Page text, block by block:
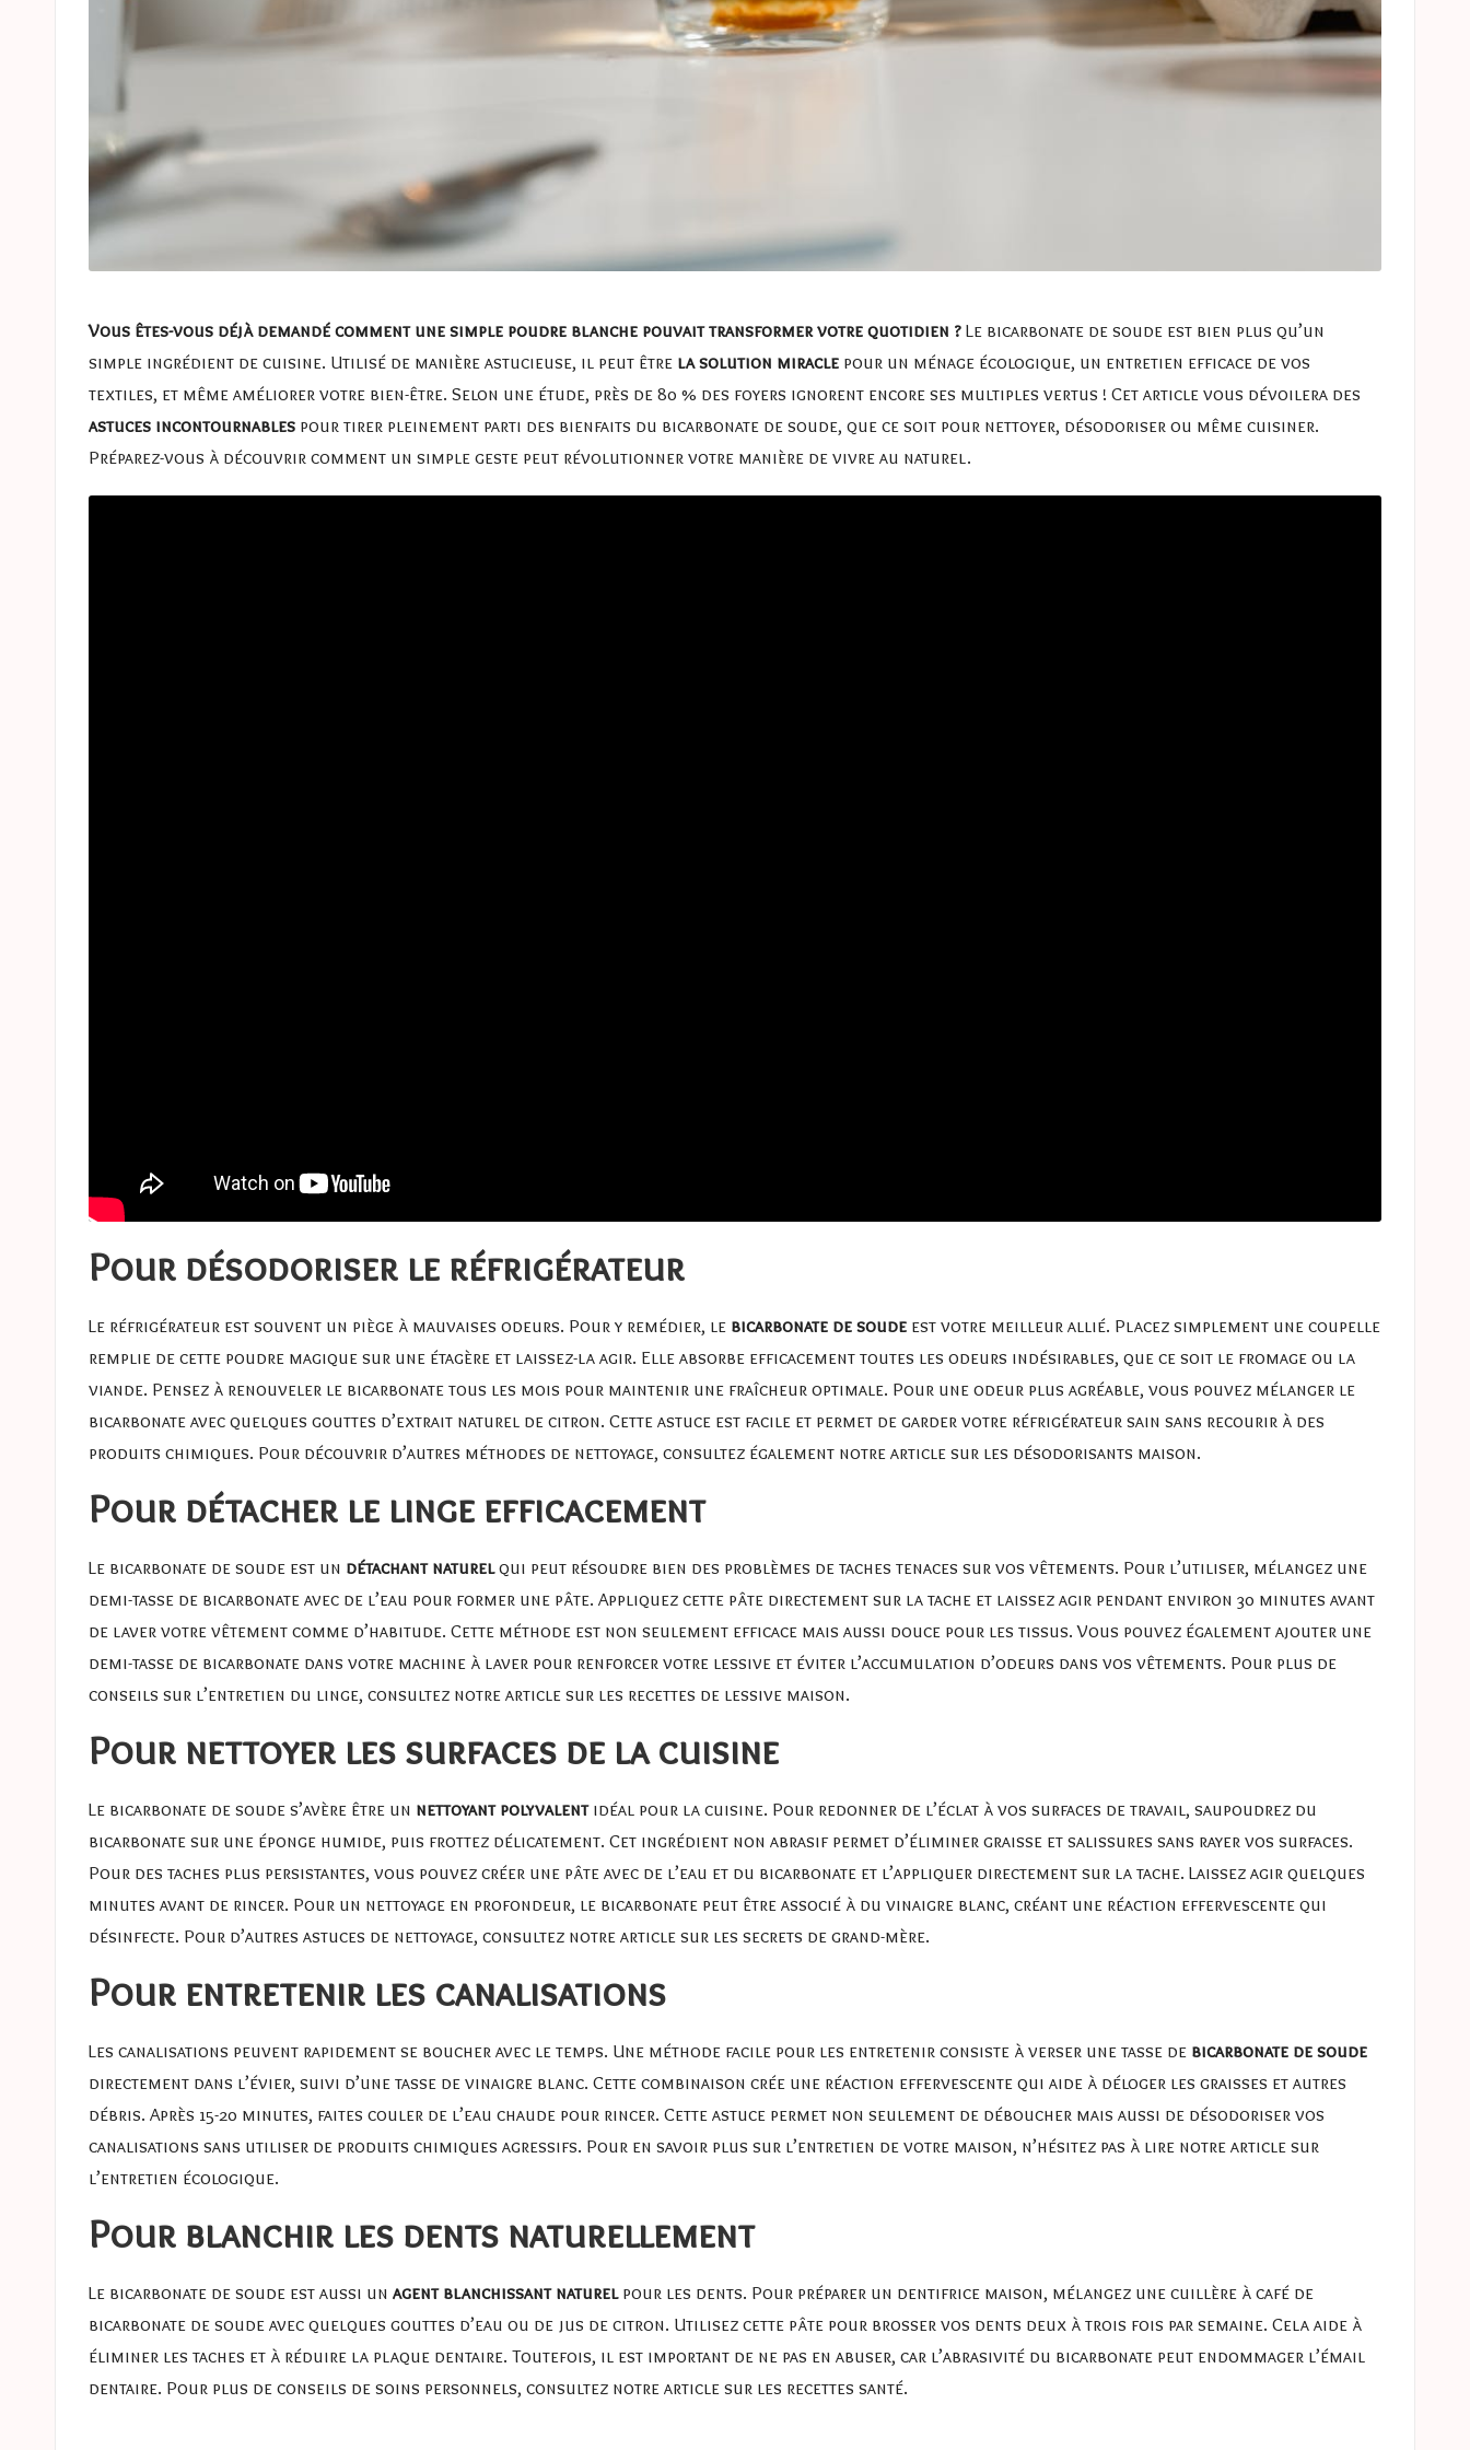
Vous êtes-vous déjà demandé comment une simple poudre blanche pouvait transformer votre quotidien ? Le bicarbonate de soude est bien plus qu’un
simple ingrédient de cuisine. Utilisé de manière astucieuse, il peut être la solution miracle pour un ménage écologique, un entretien efficace de vos
textiles, et même améliorer votre bien-être. Selon une étude, près de 80 % des foyers ignorent encore ses multiples vertus ! Cet article vous dévoilera des
astuces incontournables pour tirer pleinement parti des bienfaits du bicarbonate de soude, que ce soit pour nettoyer, désodoriser ou même cuisiner.
Préparez-vous à découvrir comment un simple geste peut révolutionner votre manière de vivre au naturel.
Pour désodoriser le réfrigérateur
Le réfrigérateur est souvent un piège à mauvaises odeurs. Pour y remédier, le bicarbonate de soude est votre meilleur allié. Placez simplement une coupelle
remplie de cette poudre magique sur une étagère et laissez-la agir. Elle absorbe efficacement toutes les odeurs indésirables, que ce soit le fromage ou la
viande. Pensez à renouveler le bicarbonate tous les mois pour maintenir une fraîcheur optimale. Pour une odeur plus agréable, vous pouvez mélanger le
bicarbonate avec quelques gouttes d’extrait naturel de citron. Cette astuce est facile et permet de garder votre réfrigérateur sain sans recourir à des
produits chimiques. Pour découvrir d’autres méthodes de nettoyage, consultez également notre article sur les désodorisants maison.
Pour détacher le linge efficacement
Le bicarbonate de soude est un détachant naturelqui peut résoudre bien des problèmes de taches tenaces sur vos vêtements. Pour l’utiliser, mélangez une
demi-tasse de bicarbonate avec de l’eau pour former une pâte. Appliquez cette pâte directement sur la tache et laissez agir pendant environ 30 minutes avant
de laver votre vêtement comme d’habitude. Cette méthode est non seulement efficace mais aussi douce pour les tissus. Vous pouvez également ajouter une
demi-tasse de bicarbonate dans votre machine à laver pour renforcer votre lessive et éviter l’accumulation d’odeurs dans vos vêtements. Pour plus de
conseils sur l’entretien du linge, consultez notre article sur les recettes de lessive maison.
Pour nettoyer les surfaces de la cuisine
Le bicarbonate de soude s’avère être un nettoyant polyvalentidéal pour la cuisine. Pour redonner de l’éclat à vos surfaces de travail, saupoudrez du
bicarbonate sur une éponge humide, puis frottez délicatement. Cet ingrédient non abrasif permet d’éliminer graisse et salissures sans rayer vos surfaces.
Pour des taches plus persistantes, vous pouvez créer une pâte avec de l’eau et du bicarbonate et l’appliquer directement sur la tache. Laissez agir quelques
minutes avant de rincer. Pour un nettoyage en profondeur, le bicarbonate peut être associé à du vinaigre blanc, créant une réaction effervescente qui
désinfecte. Pour d’autres astuces de nettoyage, consultez notre article sur les secrets de grand-mère.
Pour entretenir les canalisations
Les canalisations peuvent rapidement se boucher avec le temps. Une méthode facile pour les entretenir consiste à verser une tasse de bicarbonate de soude
directement dans l’évier, suivi d’une tasse de vinaigre blanc. Cette combinaison crée une réaction effervescente qui aide à déloger les graisses et autres
débris. Après 15-20 minutes, faites couler de l’eau chaude pour rincer. Cette astuce permet non seulement de déboucher mais aussi de désodoriser vos
canalisations sans utiliser de produits chimiques agressifs. Pour en savoir plus sur l’entretien de votre maison, n’hésitez pas à lire notre article sur
l’entretien écologique.
Pour blanchir les dents naturellement
Le bicarbonate de soude est aussi un agent blanchissant naturelpour les dents. Pour préparer un dentifrice maison, mélangez une cuillère à café de
bicarbonate de soude avec quelques gouttes d’eau ou de jus de citron. Utilisez cette pâte pour brosser vos dents deux à trois fois par semaine. Cela aide à
éliminer les taches et à réduire la plaque dentaire. Toutefois, il est important de ne pas en abuser, car l’abrasivité du bicarbonate peut endommager l’émail
dentaire. Pour plus de conseils de soins personnels, consultez notre article sur les recettes santé.